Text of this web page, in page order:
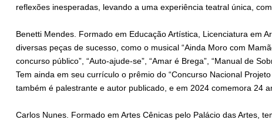
reflexões inesperadas, levando a uma experiência teatral única,
Benetti Mendes. Formado em Educação Artística, Licenciatura em
diversas peças de sucesso, como o musical “Ainda Moro com
concurso público”, “Auto-ajude-se”, “Amar é Brega”, “Manual de
Tem ainda em seu currículo o prêmio do “Concurso Nacional
também é palestrante e autor publicado, e em 2024 comemora 24
Carlos Nunes. Formado em Artes Cênicas pelo Palácio das Artes,